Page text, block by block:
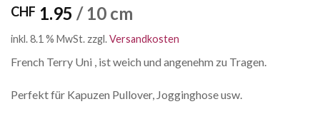
CHF 1.95 / 10 cm
inkl. 8.1 % MwSt. zzgl.Versandkosten
French Terry Uni , ist weich und angenehm zu Tragen.
Perfekt für Kapuzen Pullover, Jogginghose usw.